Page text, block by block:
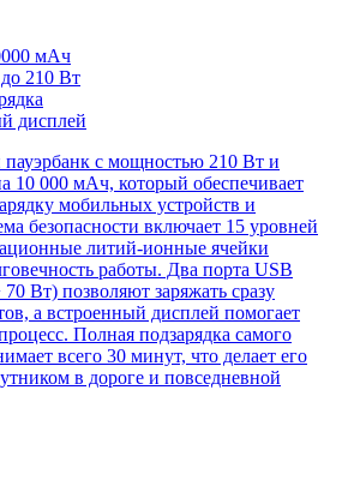
мАч
210 Вт
дисплей
с мощностью 210 Вт и
10 000 мАч, который обеспечивает
мобильных устройств и
безопасности включает 15 уровней
литий-ионные ячейки
работы. Два порта USB
Вт) позволяют заряжать сразу
а встроенный дисплей помогает
Полная подзарядка самого
всего 30 минут, что делает его
в дороге и повседневной